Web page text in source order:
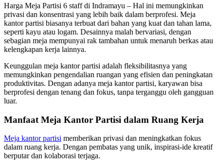
Harga Meja Partisi 6 staff di Indramayu – Hal ini memungkinkan
privasi dan konsentrasi yang lebih baik dalam berprofesi. Meja
kantor partisi biasanya terbuat dari bahan yang kuat dan tahan lama,
seperti kayu atau logam. Desainnya malah bervariasi, dengan
sebagian meja mempunyai rak tambahan untuk menaruh berkas atau
kelengkapan kerja lainnya.
Keunggulan meja kantor partisi adalah fleksibilitasnya yang
memungkinkan pengendalian ruangan yang efisien dan peningkatan
produktivitas. Dengan adanya meja kantor partisi, karyawan bisa
berprofesi dengan tenang dan fokus, tanpa terganggu oleh gangguan
luar.
Manfaat Meja Kantor Partisi dalam Ruang Kerja
Meja kantor partisi memberikan privasi dan meningkatkan fokus
dalam ruang kerja. Dengan pembatas yang unik, inspirasi-ide kreatif
berputar dan kolaborasi terjaga.